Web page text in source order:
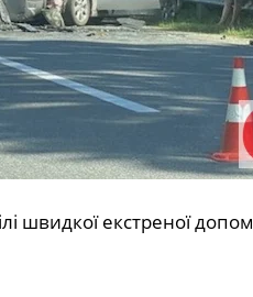
швидкої екстреної